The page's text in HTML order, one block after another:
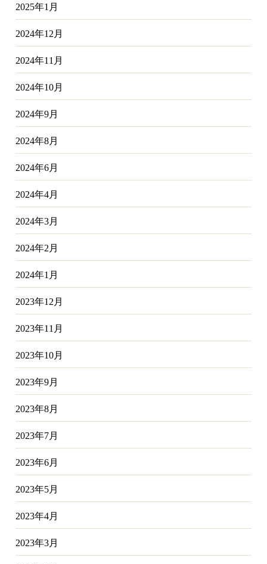
2025年1月
2024年12月
2024年11月
2024年10月
2024年9月
2024年8月
2024年6月
2024年4月
2024年3月
2024年2月
2024年1月
2023年12月
2023年11月
2023年10月
2023年9月
2023年8月
2023年7月
2023年6月
2023年5月
2023年4月
2023年3月